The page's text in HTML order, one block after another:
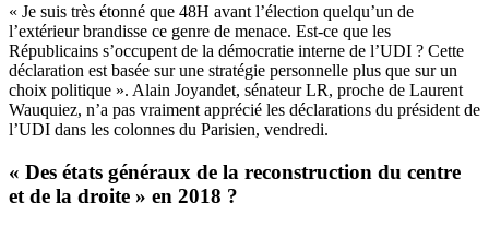
« Je suis très étonné que 48H avant l’élection quelqu’un de
l’extérieur brandisse ce genre de menace. Est-ce que les
Républicains s’occupent de la démocratie interne de l’UDI ? Cette
déclaration est basée sur une stratégie personnelle plus que sur un
choix politique ». Alain Joyandet, sénateur LR, proche de Laurent
Wauquiez, n’a pas vraiment apprécié les déclarations du président de
l’UDI dans les colonnes du Parisien, vendredi.
« Des états généraux de la reconstruction du centre
et de la droite » en 2018 ?